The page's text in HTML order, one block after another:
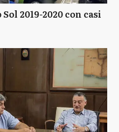
2019-2020 con casi